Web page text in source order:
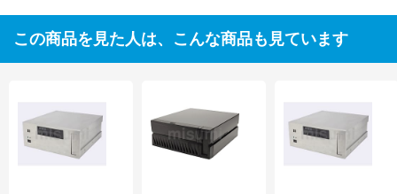
この商品を見た人は、こんな商品も見ています